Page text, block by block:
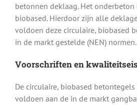
betonnen deklaag. Het onderbeton
biobased. Hierdoor zijn alle
voldoen deze circulaire, biobased
in de markt gestelde (NEN) normen.
Voorschriften en
De circulaire, biobased
voldoen aan de in de markt